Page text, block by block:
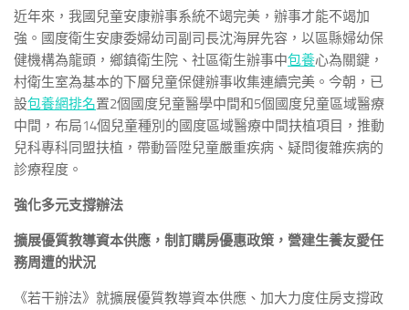
近年來，我國兒童安康辦事系統不竭完美，辦事才能不竭加
強。國度衛生安康委婦幼司副司長沈海屏先容，以區縣婦幼保
健機構為龍頭，鄉鎮衛生院、社區衛生辦事中包養心為關鍵，
村衛生室為基本的下層兒童保健辦事收集連續完美。今朝，已
設包養網排名置2個國度兒童醫學中間和5個國度兒童區域醫療
中間，布局14個兒童種別的國度區域醫療中間扶植項目，推動
兒科專科同盟扶植，帶動晉陞兒童嚴重疾病、疑問復雜疾病的
診療程度。
強化多元支撐辦法
擴展優質教導資本供應，制訂購房優惠政策，營建生養友愛任
務周遭的狀況
《若干辦法》就擴展優質教導資本供應、加大力度住房支撐政